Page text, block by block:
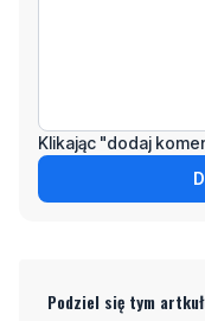
Klikając "dodaj
Podziel się tym